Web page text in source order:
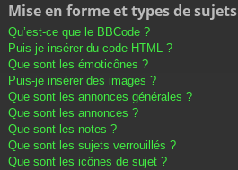
Mise en forme et types de sujets
Qu’est-ce que le BBCode ?
Puis-je insérer du code HTML ?
Que sont les émoticônes ?
Puis-je insérer des images ?
Que sont les annonces générales ?
Que sont les annonces ?
Que sont les notes ?
Que sont les sujets verrouillés ?
Que sont les icônes de sujet ?